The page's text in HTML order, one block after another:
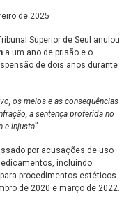
de 2025
Superior de Seul anulou
a um ano de prisão e o
de dois anos durante
os meios e as consequências
a sentença proferida no
e injusta”.
por acusações de uso
incluindo
procedimentos estéticos
de 2020 e março de 2022.